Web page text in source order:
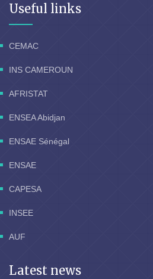
Useful links
CEMAC
INS CAMEROUN
AFRISTAT
ENSEA Abidjan
ENSAE Sénégal
ENSAE
CAPESA
INSEE
AUF
Latest news